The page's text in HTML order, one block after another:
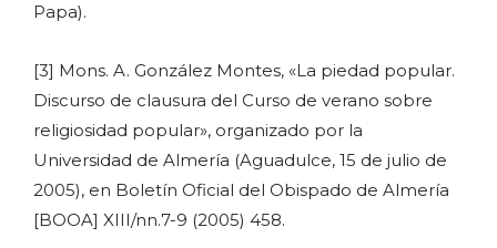
Papa).
[3] Mons. A. González Montes, «La piedad popular.
Discurso de clausura del Curso de verano sobre
religiosidad popular», organizado por la
Universidad de Almería (Aguadulce, 15 de julio de
2005), en Boletín Oficial del Obispado de Almería
[BOOA] XIII/nn.7-9 (2005) 458.